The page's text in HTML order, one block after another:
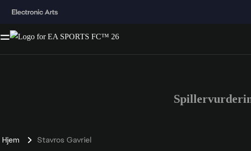
Hjem Stavros Gavriel